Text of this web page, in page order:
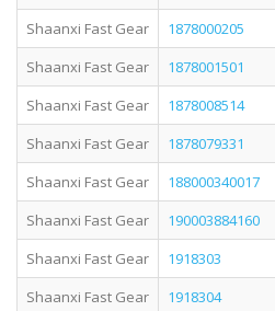
Shaanxi Fast Gear
1878000205
Shaanxi Fast Gear
1878001501
Shaanxi Fast Gear
1878008514
Shaanxi Fast Gear
1878079331
Shaanxi Fast Gear
188000340017
Shaanxi Fast Gear
190003884160
Shaanxi Fast Gear
1918303
Shaanxi Fast Gear
1918304